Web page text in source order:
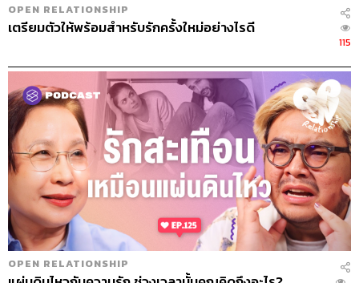
OPEN RELATIONSHIP
เตรียมตัวให้พร้อมสำหรับรักครั้งใหม่อย่างไรดี
115
OPEN RELATIONSHIP